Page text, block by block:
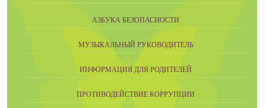
АЗБУКА БЕЗОПАСНОСТИ
МУЗЫКАЛЬНЫЙ РУКОВОДИТЕЛЬ
ИНФОРМАЦИЯ ДЛЯ РОДИТЕЛЕЙ
ПРОТИВОДЕЙСТВИЕ КОРРУПЦИИ